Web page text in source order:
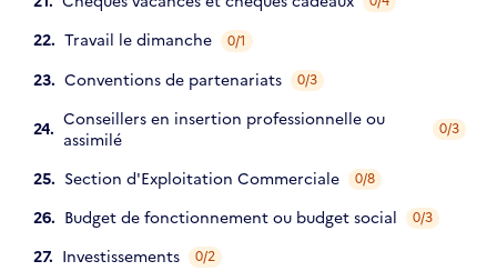
Travail le dimanche 0/1
Conventions de partenariats 0/3
Conseillers en insertion professionnelle ou
assimilé
0/3
Section d'Exploitation Commerciale 0/8
Budget de fonctionnement ou budget social 0/3
Investissements 0/2